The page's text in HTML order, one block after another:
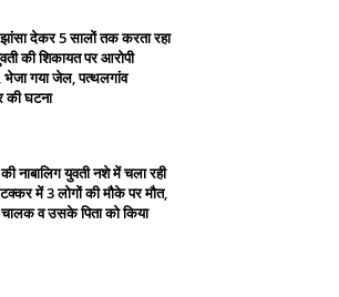
झांसा देकर 5 सालों तक करता रहा
की शिकायत पर आरोपी
भेजा गया जेल, पत्थलगांव
की घटना
नाबालिग युवती नशे में चला रही
में 3 लोगों की मौके पर मौत,
चालक व उसके पिता को किया